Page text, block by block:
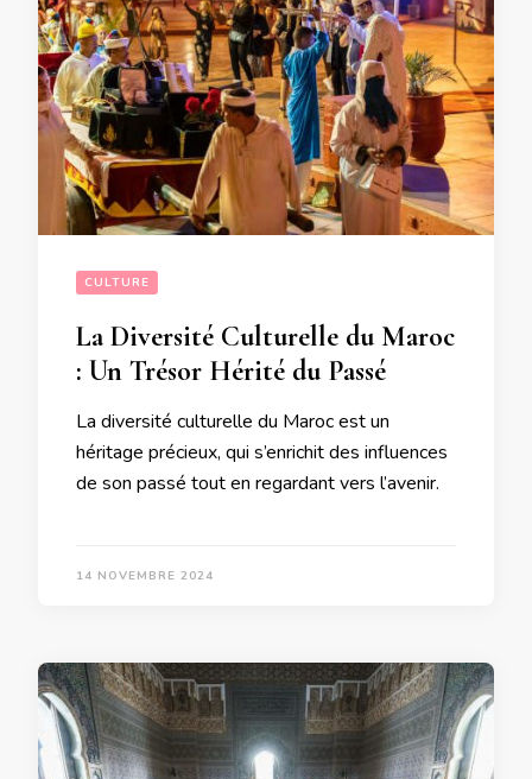
CULTURE
La Diversité Culturelle du Maroc
: Un Trésor Hérité du Passé
La diversité culturelle du Maroc est un
héritage précieux, qui s’enrichit des influences
de son passé tout en regardant vers l’avenir.
14 NOVEMBRE 2024